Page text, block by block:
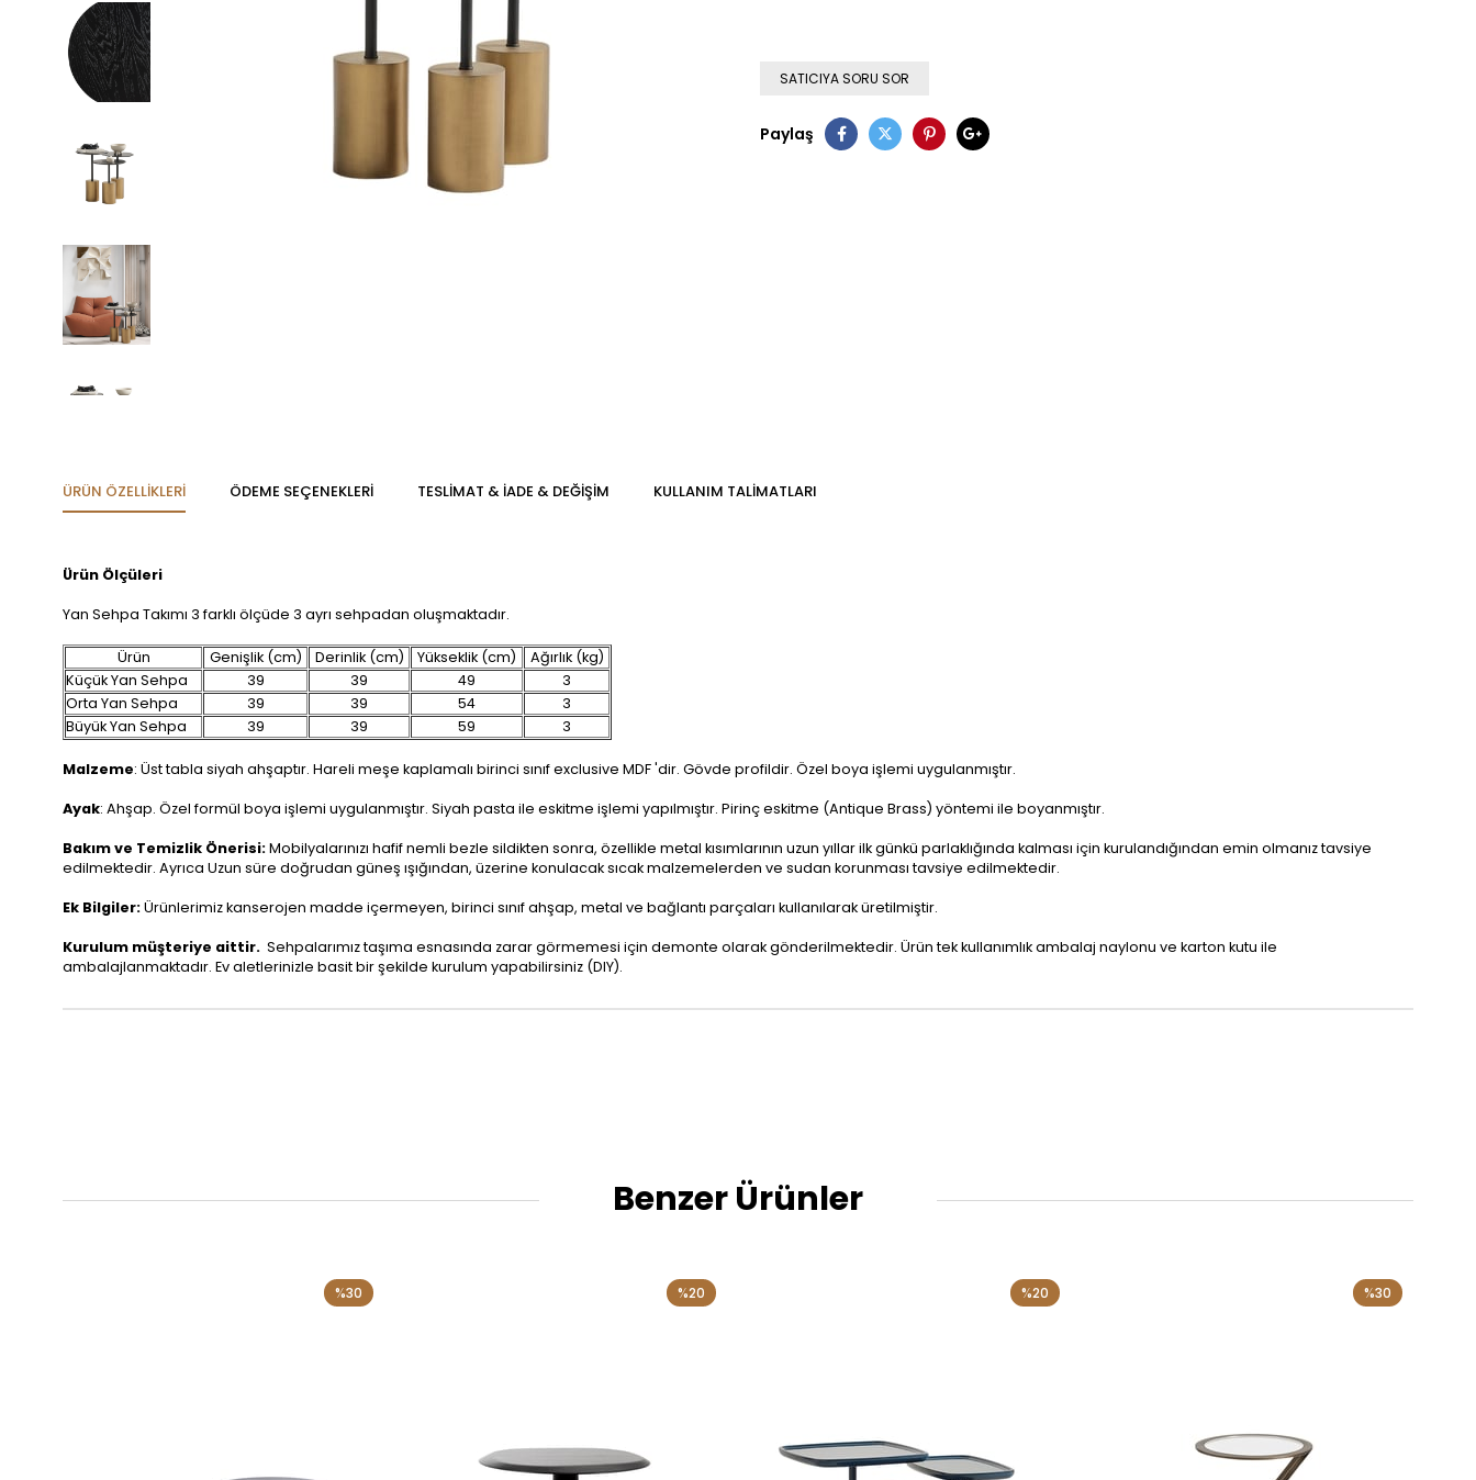
SATICIYA SORU SOR
Paylaş
ÜRÜN ÖZELLIKLERI ÖDEME SEÇENEKLERI TESLİMAT & İADE & DEĞİŞİM KULLANIM TALİMATLARI
Ürün Ölçüleri
Yan Sehpa Takımı 3 farklı ölçüde 3 ayrı sehpadan oluşmaktadır.
Ürün Genişlik (cm) Derinlik (cm) Yükseklik (cm)
Ağırlık (kg)
Küçük Yan Sehpa
39 39 49
3
Orta Yan Sehpa
39 39 54
3
Büyük Yan Sehpa
39 39 59 3
Malzeme: Üst tabla siyah ahşaptır. Hareli meşe kaplamalı birinci sınıf exclusive MDF 'dir. Gövde profildir. Özel boya işlemi uygulanmıştır.
Ayak: Ahşap. Özel formül boya işlemi uygulanmıştır. Siyah pasta ile eskitme işlemi yapılmıştır. Pirinç eskitme (Antique Brass) yöntemi ile boyanmıştır.
Bakım ve Temizlik Önerisi:Mobilyalarınızı hafif nemli bezle sildikten sonra, özellikle metal kısımlarının uzun yıllar ilk günkü parlaklığında kalması için kurulandığından emin olmanız tavsiye
edilmektedir. Ayrıca Uzun süre doğrudan güneş ışığından, üzerine konulacak sıcak malzemelerden ve sudan korunması tavsiye edilmektedir.
Ek Bilgiler:Ürünlerimiz kanserojen madde içermeyen, birinci sınıf ahşap, metal ve bağlantı parçaları kullanılarak üretilmiştir.
Kurulum müşteriye aittir. Sehpalarımız taşıma esnasında zarar görmemesi için demonte olarak gönderilmektedir. Ürün tek kullanımlık ambalaj naylonu ve karton kutu ile
ambalajlanmaktadır. Ev aletlerinizle basit bir şekilde kurulum yapabilirsiniz (DIY).
Benzer Ürünler
%30 %20 %20 %30